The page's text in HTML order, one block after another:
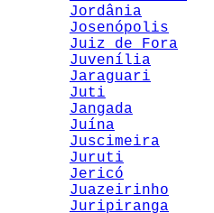
Jordânia
Josenópolis
Juiz de Fora
Juvenília
Jaraguari
Juti
Jangada
Juína
Juscimeira
Juruti
Jericó
Juazeirinho
Juripiranga